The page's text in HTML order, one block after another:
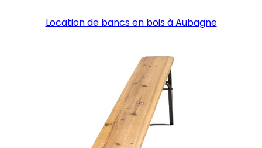
Location de bancs en bois à Aubagne